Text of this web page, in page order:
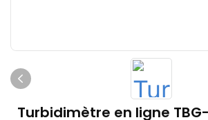
Turbidimètre en ligne